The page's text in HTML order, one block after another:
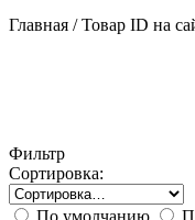
Главная / Товар ID на
Фильтр
Сортировка:
По умолчанию